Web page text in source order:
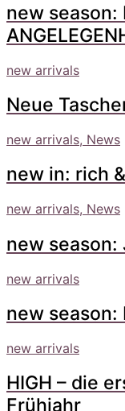
new season:
new arrivals
Neue
new arrivals, News
new in: rich
new arrivals, News
new season:
new arrivals
new season:
new arrivals
HIGH – die
Frühjahr